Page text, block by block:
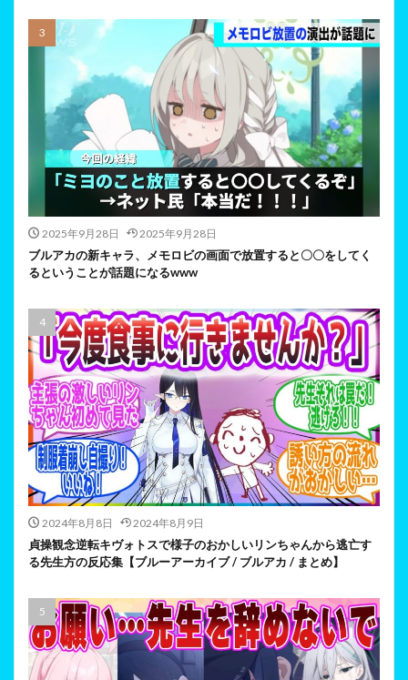
2025年9月28日 2025年9月28日
ブルアカの新キャラ、メモロビの画面で放置すると〇〇をしてく
るということが話題になるwww
2024年8月8日 2024年8月9日
貞操観念逆転キヴォトスで様子のおかしいリンちゃんから逃亡す
る先生方の反応集【ブルーアーカイブ / ブルアカ / まとめ】